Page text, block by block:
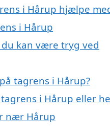
i Hårup hjælpe
i Hårup
kan være tryg ved
tagrens i Hårup?
i Hårup eller
nær Hårup